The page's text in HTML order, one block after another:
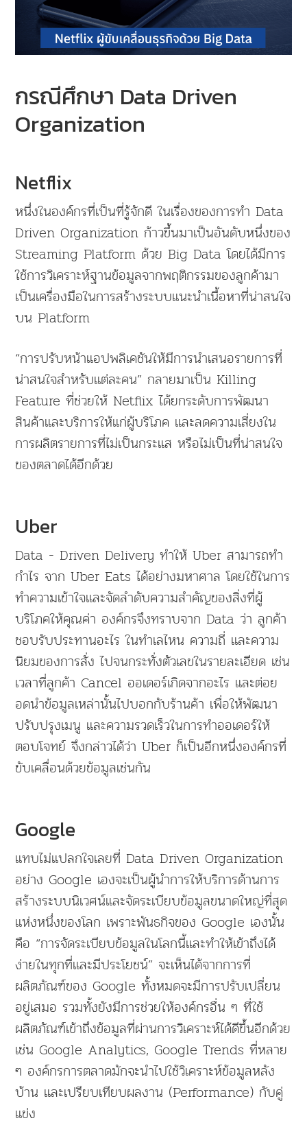
กรณีศึกษา Data Driven
Organization
Netflix
หนึ่งในองค์กรที่เป็นที่รู้จักดี ในเรื่องของการทำ Data
Driven Organization ก้าวขึ้นมาเป็นอันดับหนึ่งของ
Streaming Platform ด้วย Big Data โดยได้มีการ
ใช้การวิเคราะห์ฐานข้อมูลจากพฤติกรรมของลูกค้ามา
เป็นเครื่องมือในการสร้างระบบแนะนำเนื้อหาที่น่าสนใจ
บน Platform
“การปรับหน้าแอปพลิเคชันให้มีการนำเสนอรายการที่
น่าสนใจสำหรับแต่ละคน” กลายมาเป็น Killing
Feature ที่ช่วยให้ Netflix ได้ยกระดับการพัฒนา
สินค้าและบริการให้แก่ผู้บริโภค และลดความเสี่ยงใน
การผลิตรายการที่ไม่เป็นกระแส หรือไม่เป็นที่น่าสนใจ
ของตลาดได้อีกด้วย
Uber
Data - Driven Delivery ทำให้ Uber สามารถทำ
กำไร จาก Uber Eats ได้อย่างมหาศาล โดยใช้ในการ
ทำความเข้าใจและจัดลำดับความสำคัญของสิ่งที่ผู้
บริโภคให้คุณค่า องค์กรจึงทราบจาก Data ว่า ลูกค้า
ชอบรับประทานอะไร ในทำเลไหน ความถี่ และความ
นิยมของการสั่ง ไปจนกระทั่งตัวเลขในรายละเอียด เช่น
เวลาที่ลูกค้า Cancel ออเดอร์เกิดจากอะไร และต่อย
อดนำข้อมูลเหล่านั้นไปบอกกับร้านค้า เพื่อให้พัฒนา
ปรับปรุงเมนู และความรวดเร็วในการทำออเดอร์ให้
ตอบโจทย์ จึงกล่าวได้ว่า Uber ก็เป็นอีกหนึ่งองค์กรที่
ขับเคลื่อนด้วยข้อมูลเช่นกัน
Google
แทบไม่แปลกใจเลยที่ Data Driven Organization
อย่าง Google เองจะเป็นผู้นำการให้บริการด้านการ
สร้างระบบนิเวศน์และจัดระเบียบข้อมูลขนาดใหญ่ที่สุด
แห่งหนึ่งของโลก เพราะพันธกิจของ Google เองนั้น
คือ “การจัดระเบียบข้อมูลในโลกนี้และทำให้เข้าถึงได้
ง่ายในทุกที่และมีประโยชน์” จะเห็นได้จากการที่
ผลิตภัณฑ์ของ Google ทั้งหมดจะมีการปรับเปลี่ยน
อยู่เสมอ รวมทั้งยังมีการช่วยให้องค์กรอื่น ๆ ที่ใช้
ผลิตภัณฑ์เข้าถึงข้อมูลที่ผ่านการวิเคราะห์ได้ดีขึ้นอีกด้วย
เช่น Google Analytics, Google Trends ที่หลาย
ๆ องค์กรการตลาดมักจะนำไปใช้วิเคราะห์ข้อมูลหลัง
บ้าน และเปรียบเทียบผลงาน (Performance) กับคู่
แข่ง